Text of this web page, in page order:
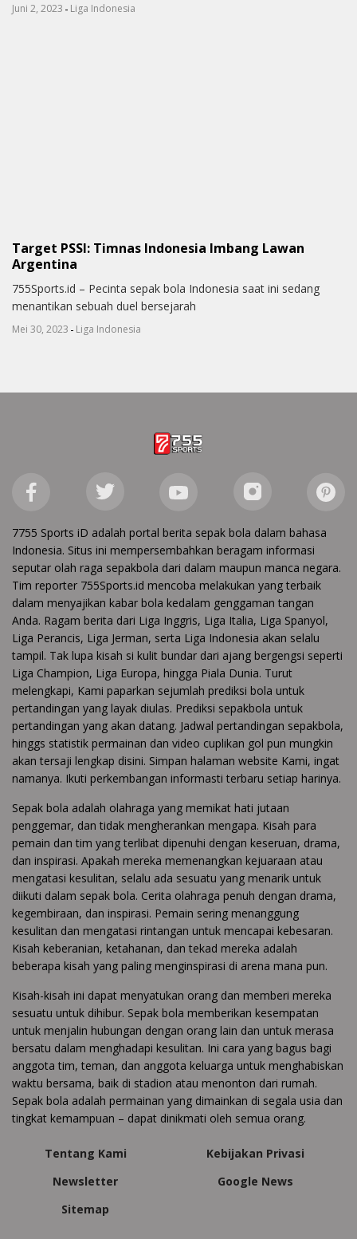
Juni 2, 2023 - Liga Indonesia
Target PSSI: Timnas Indonesia Imbang Lawan
Argentina
755Sports.id – Pecinta sepak bola Indonesia saat ini sedang
menantikan sebuah duel bersejarah
Mei 30, 2023 - Liga Indonesia
7755 Sports iD adalah portal berita sepak bola dalam bahasa
Indonesia. Situs ini mempersembahkan beragam informasi
seputar olah raga sepakbola dari dalam maupun manca negara.
Tim reporter 755Sports.id mencoba melakukan yang terbaik
dalam menyajikan kabar bola kedalam genggaman tangan
Anda. Ragam berita dari Liga Inggris, Liga Italia, Liga Spanyol,
Liga Perancis, Liga Jerman, serta Liga Indonesia akan selalu
tampil. Tak lupa kisah si kulit bundar dari ajang bergengsi seperti
Liga Champion, Liga Europa, hingga Piala Dunia. Turut
melengkapi, Kami paparkan sejumlah prediksi bola untuk
pertandingan yang layak diulas. Prediksi sepakbola untuk
pertandingan yang akan datang. Jadwal pertandingan sepakbola,
hinggs statistik permainan dan video cuplikan gol pun mungkin
akan tersaji lengkap disini. Simpan halaman website Kami, ingat
namanya. Ikuti perkembangan informasti terbaru setiap harinya.
Sepak bola adalah olahraga yang memikat hati jutaan
penggemar, dan tidak mengherankan mengapa. Kisah para
pemain dan tim yang terlibat dipenuhi dengan keseruan, drama,
dan inspirasi. Apakah mereka memenangkan kejuaraan atau
mengatasi kesulitan, selalu ada sesuatu yang menarik untuk
diikuti dalam sepak bola. Cerita olahraga penuh dengan drama,
kegembiraan, dan inspirasi. Pemain sering menanggung
kesulitan dan mengatasi rintangan untuk mencapai kebesaran.
Kisah keberanian, ketahanan, dan tekad mereka adalah
beberapa kisah yang paling menginspirasi di arena mana pun.
Kisah-kisah ini dapat menyatukan orang dan memberi mereka
sesuatu untuk dihibur. Sepak bola memberikan kesempatan
untuk menjalin hubungan dengan orang lain dan untuk merasa
bersatu dalam menghadapi kesulitan. Ini cara yang bagus bagi
anggota tim, teman, dan anggota keluarga untuk menghabiskan
waktu bersama, baik di stadion atau menonton dari rumah.
Sepak bola adalah permainan yang dimainkan di segala usia dan
tingkat kemampuan – dapat dinikmati oleh semua orang.
Tentang Kami
Kebijakan Privasi
Newsletter
Google News
Sitemap